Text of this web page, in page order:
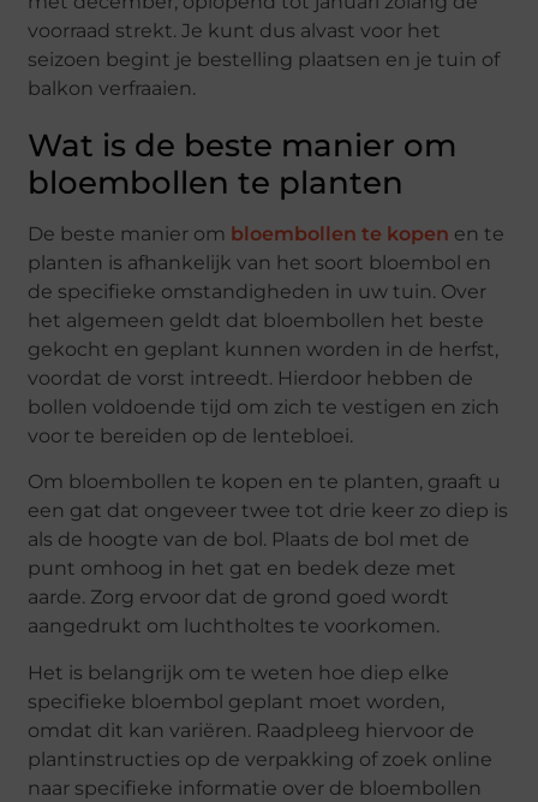
voorraad strekt. Je kunt dus alvast voor het
seizoen begint je bestelling plaatsen en je tuin of
balkon verfraaien.
Wat is de beste manier om
bloembollen te planten
De beste manier om bloembollen te kopen en te
planten is afhankelijk van het soort bloembol en
de specifieke omstandigheden in uw tuin. Over
het algemeen geldt dat bloembollen het beste
gekocht en geplant kunnen worden in de herfst,
voordat de vorst intreedt. Hierdoor hebben de
bollen voldoende tijd om zich te vestigen en zich
voor te bereiden op de lentebloei.
Om bloembollen te kopen en te planten, graaft u
een gat dat ongeveer twee tot drie keer zo diep is
als de hoogte van de bol. Plaats de bol met de
punt omhoog in het gat en bedek deze met
aarde. Zorg ervoor dat de grond goed wordt
aangedrukt om luchtholtes te voorkomen.
Het is belangrijk om te weten hoe diep elke
specifieke bloembol geplant moet worden,
omdat dit kan variëren. Raadpleeg hiervoor de
plantinstructies op de verpakking of zoek online
naar specifieke informatie over de bloembollen